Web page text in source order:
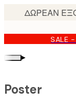
content.
SALE
▸
Poster